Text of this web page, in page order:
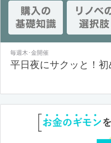
毎週木･金開催
平日夜にサクッと！